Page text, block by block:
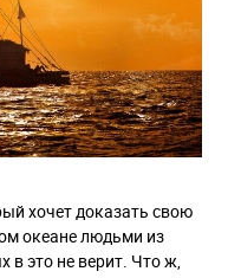
хочет доказать свою
океане людьми из
в это не верит. Что ж,